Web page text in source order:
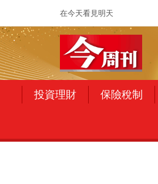
在今天看見明天
投資理財 保險稅制